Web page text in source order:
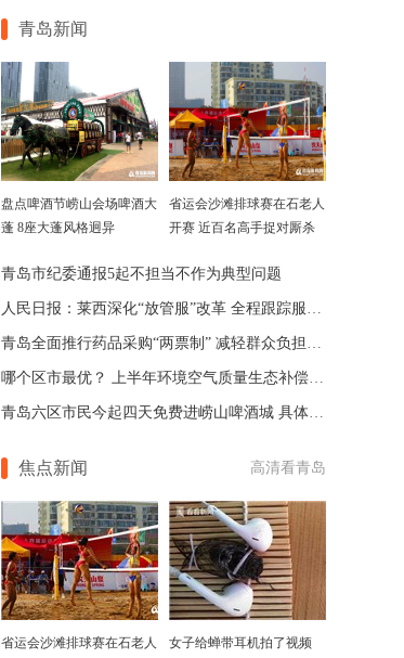
青岛新闻
盘点啤酒节崂山会场啤酒大
蓬 8座大蓬风格迥异
省运会沙滩排球赛在石老人
开赛 近百名高手捉对厮杀
青岛市纪委通报5起不担当不作为典型问题
人民日报：莱西深化“放管服”改革 全程跟踪服务便民
青岛全面推行药品采购“两票制” 减轻群众负担10亿元
哪个区市最优？ 上半年环境空气质量生态补偿考核出炉
青岛六区市民今起四天免费进崂山啤酒城 具体安排公布
焦点新闻 高清看青岛
省运会沙滩排球赛在石老人
女子给蝉带耳机拍了视频